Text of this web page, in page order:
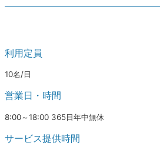
利用定員
10名/日
営業日・時間
8:00～18:00 365日年中無休
サービス提供時間